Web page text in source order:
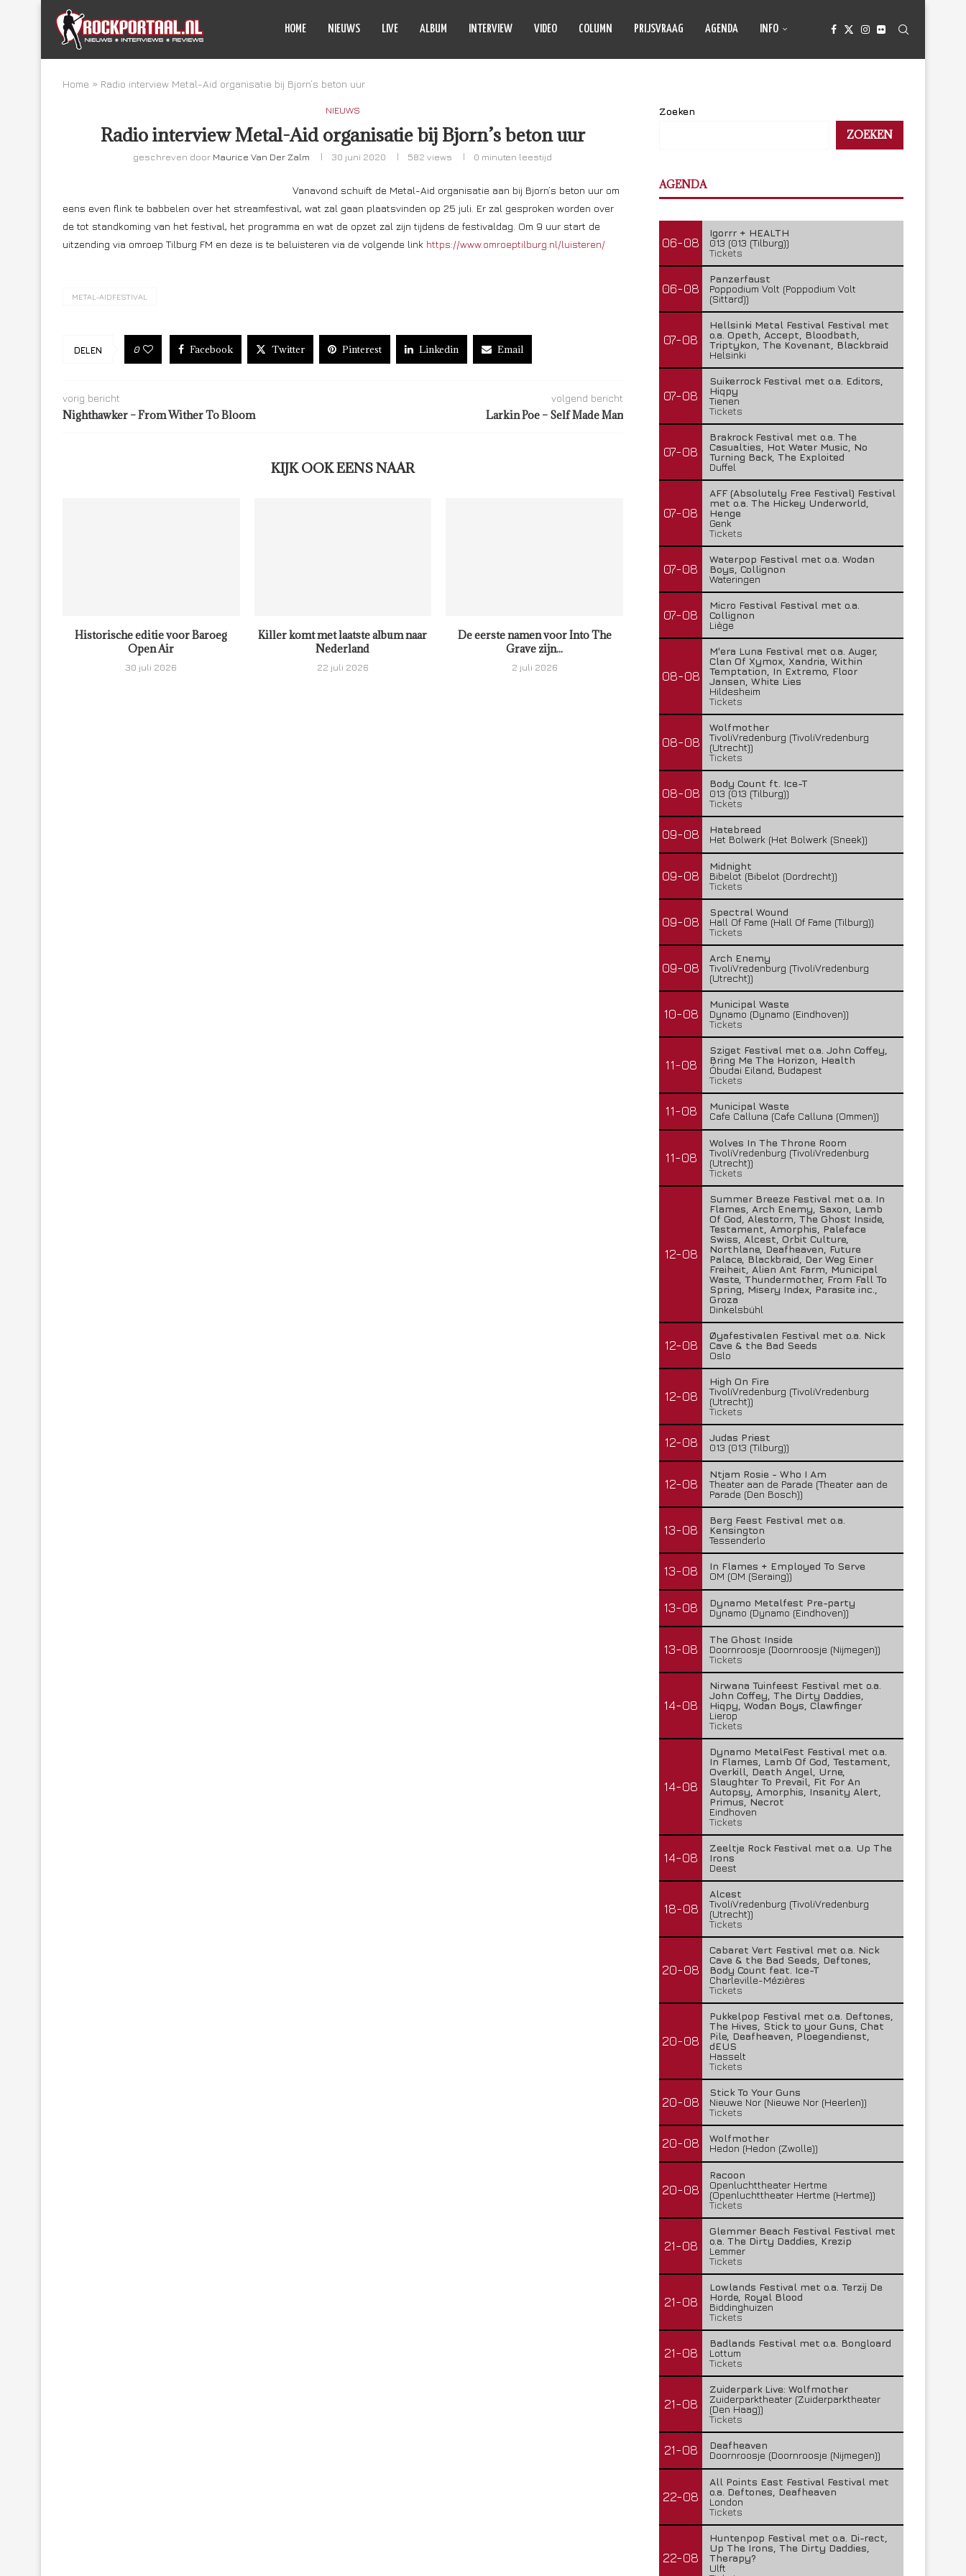
HOME NIEUWS LIVE ALBUM INTERVIEW VIDEO COLUMN PRIJSVRAAG AGENDA INFO
Home » Radio interview Metal-Aid organisatie bij Bjorn’s beton uur
NIEUWS
Radio interview Metal-Aid organisatie bij Bjorn’s beton uur
geschreven door Maurice Van Der Zalm 30 juni 2020 582 views 0 minuten leestijd
Vanavond schuift de Metal-Aid organisatie aan bij Bjorn’s beton uur om
eens even flink te babbelen over het streamfestival, wat zal gaan plaatsvinden op 25 juli. Er zal gesproken worden over
de tot standkoming van het festival, het programma en wat de opzet zal zijn tijdens de festivaldag. Om 9 uur start de
uitzending via omroep Tilburg FM en deze is te beluisteren via de volgende link https://www.omroeptilburg.nl/luisteren/
METAL-AIDFESTIVAL
DELEN 0 Facebook Twitter Pinterest Linkedin Email
vorig bericht
Nighthawker – From Wither To Bloom
volgend bericht
Larkin Poe – Self Made Man
KIJK OOK EENS NAAR
Historische editie voor Baroeg
Open Air
30 juli 2026
Killer komt met laatste album naar
Nederland
22 juli 2026
De eerste namen voor Into The
Grave zijn...
2 juli 2026
Zoeken
ZOEKEN
AGENDA
06-08
Igorrr + HEALTH
013 (013 (Tilburg))
Tickets
06-08
Panzerfaust
Poppodium Volt (Poppodium Volt
(Sittard))
07-08
Hellsinki Metal Festival Festival met
o.a. Opeth, Accept, Bloodbath,
Triptykon, The Kovenant, Blackbraid
Helsinki
07-08
Suikerrock Festival met o.a. Editors,
Hiqpy
Tienen
Tickets
07-08
Brakrock Festival met o.a. The
Casualties, Hot Water Music, No
Turning Back, The Exploited
Duffel
07-08
AFF (Absolutely Free Festival) Festival
met o.a. The Hickey Underworld,
Henge
Genk
Tickets
07-08
Waterpop Festival met o.a. Wodan
Boys, Collignon
Wateringen
07-08
Micro Festival Festival met o.a.
Collignon
Liège
08-08
M'era Luna Festival met o.a. Auger,
Clan Of Xymox, Xandria, Within
Temptation, In Extremo, Floor
Jansen, White Lies
Hildesheim
Tickets
08-08
Wolfmother
TivoliVredenburg (TivoliVredenburg
(Utrecht))
Tickets
08-08
Body Count ft. Ice-T
013 (013 (Tilburg))
Tickets
09-08
Hatebreed
Het Bolwerk (Het Bolwerk (Sneek))
09-08
Midnight
Bibelot (Bibelot (Dordrecht))
Tickets
09-08
Spectral Wound
Hall Of Fame (Hall Of Fame (Tilburg))
Tickets
09-08
Arch Enemy
TivoliVredenburg (TivoliVredenburg
(Utrecht))
10-08
Municipal Waste
Dynamo (Dynamo (Eindhoven))
Tickets
11-08
Sziget Festival met o.a. John Coffey,
Bring Me The Horizon, Health
Óbudai Eiland, Budapest
Tickets
11-08
Municipal Waste
Cafe Calluna (Cafe Calluna (Ommen))
11-08
Wolves In The Throne Room
TivoliVredenburg (TivoliVredenburg
(Utrecht))
Tickets
12-08
Summer Breeze Festival met o.a. In
Flames, Arch Enemy, Saxon, Lamb
Of God, Alestorm, The Ghost Inside,
Testament, Amorphis, Paleface
Swiss, Alcest, Orbit Culture,
Northlane, Deafheaven, Future
Palace, Blackbraid, Der Weg Einer
Freiheit, Alien Ant Farm, Municipal
Waste, Thundermother, From Fall To
Spring, Misery Index, Parasite inc.,
Groza
Dinkelsbühl
12-08
Øyafestivalen Festival met o.a. Nick
Cave & the Bad Seeds
Oslo
12-08
High On Fire
TivoliVredenburg (TivoliVredenburg
(Utrecht))
Tickets
12-08
Judas Priest
013 (013 (Tilburg))
12-08
Ntjam Rosie - Who I Am
Theater aan de Parade (Theater aan de
Parade (Den Bosch))
13-08
Berg Feest Festival met o.a.
Kensington
Tessenderlo
13-08
In Flames + Employed To Serve
OM (OM (Seraing))
13-08
Dynamo Metalfest Pre-party
Dynamo (Dynamo (Eindhoven))
13-08
The Ghost Inside
Doornroosje (Doornroosje (Nijmegen))
Tickets
14-08
Nirwana Tuinfeest Festival met o.a.
John Coffey, The Dirty Daddies,
Hiqpy, Wodan Boys, Clawfinger
Lierop
Tickets
14-08
Dynamo MetalFest Festival met o.a.
In Flames, Lamb Of God, Testament,
Overkill, Death Angel, Urne,
Slaughter To Prevail, Fit For An
Autopsy, Amorphis, Insanity Alert,
Primus, Necrot
Eindhoven
Tickets
14-08
Zeeltje Rock Festival met o.a. Up The
Irons
Deest
18-08
Alcest
TivoliVredenburg (TivoliVredenburg
(Utrecht))
Tickets
20-08
Cabaret Vert Festival met o.a. Nick
Cave & the Bad Seeds, Deftones,
Body Count feat. Ice-T
Charleville-Mézières
Tickets
20-08
Pukkelpop Festival met o.a. Deftones,
The Hives, Stick to your Guns, Chat
Pile, Deafheaven, Ploegendienst,
dEUS
Hasselt
Tickets
20-08
Stick To Your Guns
Nieuwe Nor (Nieuwe Nor (Heerlen))
Tickets
20-08
Wolfmother
Hedon (Hedon (Zwolle))
20-08
Racoon
Openluchttheater Hertme
(Openluchttheater Hertme (Hertme))
Tickets
21-08
Glemmer Beach Festival Festival met
o.a. The Dirty Daddies, Krezip
Lemmer
Tickets
21-08
Lowlands Festival met o.a. Terzij De
Horde, Royal Blood
Biddinghuizen
Tickets
21-08
Badlands Festival met o.a. Bongloard
Lottum
Tickets
21-08
Zuiderpark Live: Wolfmother
Zuiderparktheater (Zuiderparktheater
(Den Haag))
Tickets
21-08
Deafheaven
Doornroosje (Doornroosje (Nijmegen))
22-08
All Points East Festival Festival met
o.a. Deftones, Deafheaven
London
Tickets
22-08
Huntenpop Festival met o.a. Di-rect,
Up The Irons, The Dirty Daddies,
Therapy?
Ulft